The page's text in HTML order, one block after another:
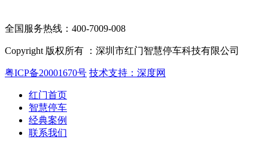
全国服务热线：400-7009-008
Copyright 版权所有 ：深圳市红门智慧停车科技有限公司
粤ICP备20001670号 技术支持：深度网
红门首页
智慧停车
经典案例
联系我们